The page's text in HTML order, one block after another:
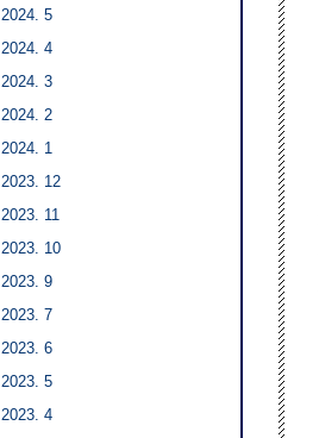
2024. 5
2024. 4
2024. 3
2024. 2
2024. 1
2023. 12
2023. 11
2023. 10
2023. 9
2023. 7
2023. 6
2023. 5
2023. 4